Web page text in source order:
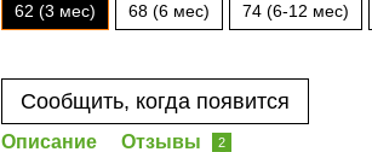
62 (3 мес) 68 (6 мес) 74 (6-12 мес)
Сообщить, когда появится
Описание Отзывы 2